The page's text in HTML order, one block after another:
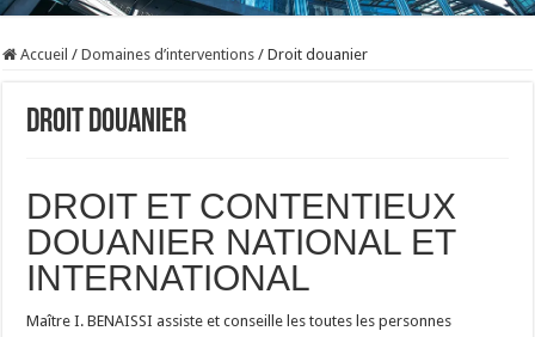
Accueil / Domaines d’interventions / Droit douanier
Droit douanier
DROIT ET CONTENTIEUX
DOUANIER NATIONAL ET
INTERNATIONAL
Maître I. BENAISSI assiste et conseille les toutes les personnes